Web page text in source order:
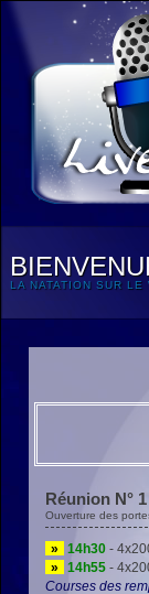
LA NATATION SUR LE
Réunion N°
Ouverture des
» 14h30 -
»
14h55 -
Courses des